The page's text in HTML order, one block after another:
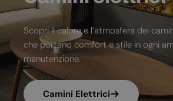
Scopri il calore e l’atmosfera dei
che portano comfort e stile in ogni
manutenzione.
Camini Elettrici